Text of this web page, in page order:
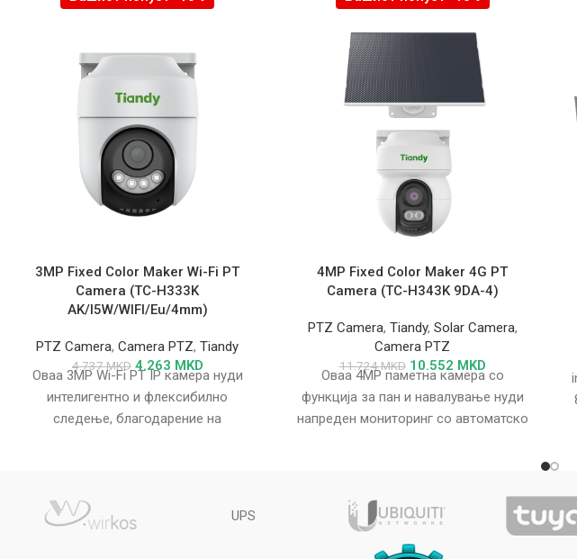
3MP Fixed Color Maker Wi-Fi PT
Camera (TC-H333K
AK/I5W/WIFI/Eu/4mm)
PTZ Camera,Camera PTZ,Tiandy
4.737MKD 4.263 MKD
Оваа 3MP Wi-Fi PT IP камера нуди
интелигентно и флексибилно
следење, благодарение на
4MP Fixed Color Maker 4G PT
Camera (TC-H343K 9DA-4)
PTZ Camera, Tiandy, Solar Camera,
Camera PTZ
11.724MKD 10.552 MKD
Оваа 4MP паметна камера со
функција за пан и навалување нуди
напреден мониторинг со автоматско
UPS